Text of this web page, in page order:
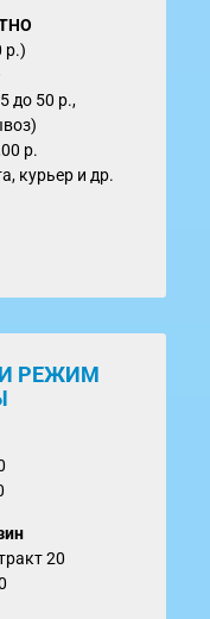
р.)
до 50 р.,
р.
курьер и др.
РЕЖИМ
20